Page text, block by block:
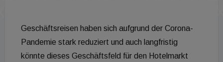
Geschäftsreisen haben sich aufgrund der Corona-
Pandemie stark reduziert und auch langfristig
könnte dieses Geschäftsfeld für den Hotelmarkt